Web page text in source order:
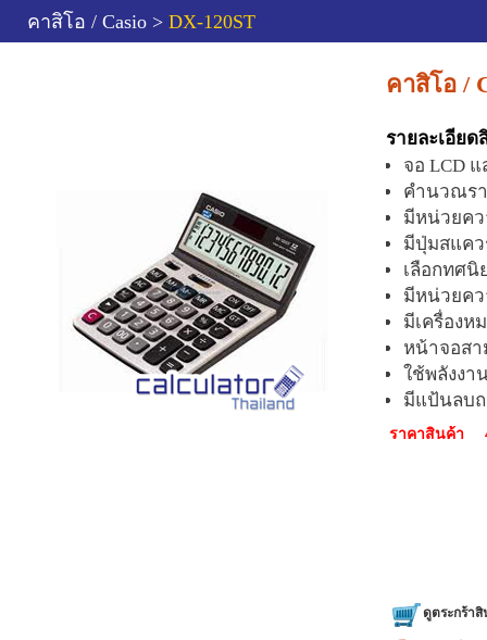
คาสิโอ / Casio > DX-120ST
คาสิโอ /
รายละเอียด
จอ LCD
คำนวณร
มีหน่วยคว
มีปุ่มสแคว
เลือกทศ
มีหน่วยคว
มีเครื่องห
หน้าจอสา
ใช้พลังงา
มีแป้นลบ
กว้าง
ราคาสินค้า
ดูตระกร้า